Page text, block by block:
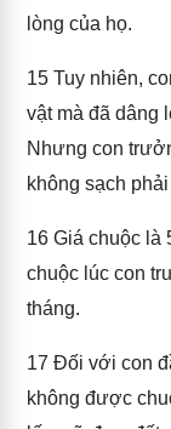
lòng của họ.
15 Tuy nhiên,
vật mà đã dâng
Nhưng con
không sạch
16 Giá chuộc là
chuộc lúc con
tháng.
17 Đối với con
không được